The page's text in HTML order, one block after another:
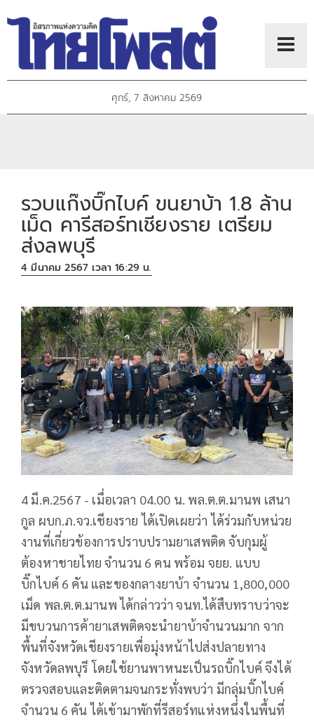
ศุกร์, 7 สิงหาคม 2569
รวบแก๊งบิ๊กไบค์ ขนยาบ้า 1.8 ล้าน
เม็ด คารีสอร์ทเชียงราย เตรียม
ส่งลพบุรี
4 มีนาคม 2567 เวลา 16:29 น.
4 มี.ค.2567 - เมื่อเวลา 04.00 น. พล.ต.ต.มานพ เสนา
กูล ผบก.ภ.จว.เชียงราย ได้เปิดเผยว่า ได้ร่วมกับหน่วย
งานที่เกี่ยวข้องการปราบปรามยาเสพติด จับกุมผู้
ต้องหาชายไทย จำนวน 6 คน พร้อม จยย. แบบ
บิ๊กไบค์ 6 คัน และของกลางยาบ้า จำนวน 1,800,000
เม็ด พล.ต.ต.มานพ ได้กล่าวว่า จนท.ได้สืบทราบว่าจะ
มีขบวนการค้ายาเสพติดจะนำยาบ้าจำนวนมาก จาก
พื้นที่จังหวัดเชียงรายเพื่อมุ่งหน้าไปส่งปลายทาง
จังหวัดลพบุรี โดยใช้ยานพาหนะเป็นรถบิ๊กไบค์ จึงได้
ตรวจสอบและติดตามจนกระทั่งพบว่า มีกลุ่มบิ๊กไบค์
จำนวน 6 คัน ได้เข้ามาพักที่รีสอร์ทแห่งหนึ่งในพื้นที่